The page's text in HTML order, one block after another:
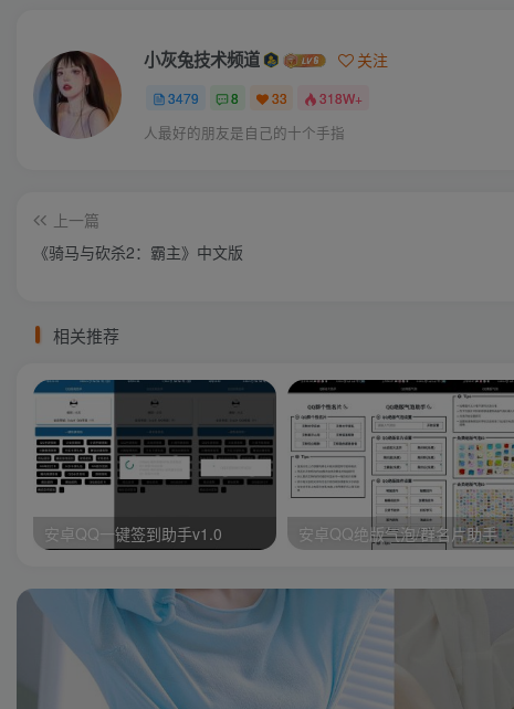
小灰兔技术频道 关注
3479 8 33 318W+
人最好的朋友是自己的十个手指
上一篇
《骑马与砍杀2：霸主》中文版
相关推荐
安卓QQ一键签到助手v1.0 安卓QQ绝版气泡/群名片助手